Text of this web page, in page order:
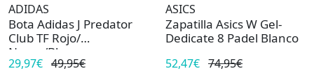
ADIDAS
Bota Adidas J Predator
Club TF Rojo/
Negro/Blanco
29,97€ 49,95€
ASICS
Zapatilla Asics W Gel-
Dedicate 8 Padel Blanco
52,47€ 74,95€